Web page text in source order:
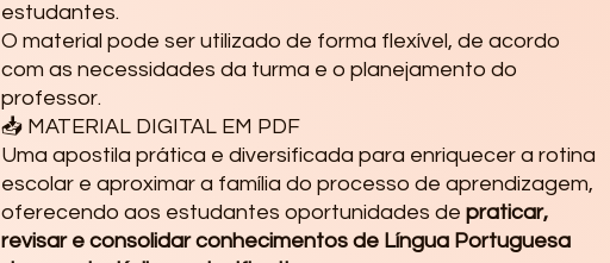
estudantes.
O material pode ser utilizado de forma flexível, de acordo
com as necessidades da turma e o planejamento do
professor.
📥 MATERIAL DIGITAL EM PDF
Uma apostila prática e diversificada para enriquecer a rotina
escolar e aproximar a família do processo de aprendizagem,
oferecendo aos estudantes oportunidades de praticar,
revisar e consolidar conhecimentos de Língua Portuguesa